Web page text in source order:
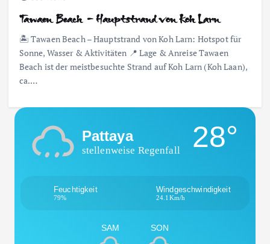
Tawaen Beach – Hauptstrand von Koh Larn
🏝 Tawaen Beach – Hauptstrand von Koh Larn: Hotspot für
Sonne, Wasser & Aktivitäten 📍 Lage & Anreise Tawaen
Beach ist der meistbesuchte Strand auf Koh Larn (Koh Laan),
ca.…
Pattaya
stellenweise Regenfall 28°
Feuchtigkeit
79%
Windgeschwindigkeit
24.1Km/h
SAM SON